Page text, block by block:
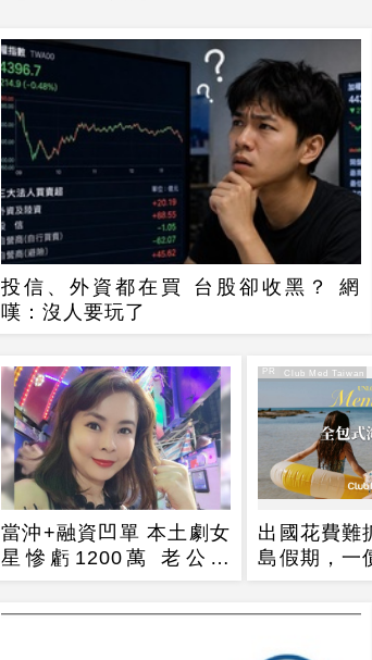
投信、外資都在買 台股卻收黑？ 網
嘆：沒人要玩了
當沖+融資凹單 本土劇女
星慘虧1200萬 老公爆
氣：妳快把家毀了
PR
出國花費難
島假期，一
樂，省錢更
PR・Club Med Taiwan